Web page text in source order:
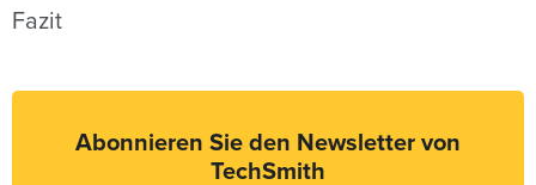
Fazit
Abonnieren Sie den Newsletter von
TechSmith